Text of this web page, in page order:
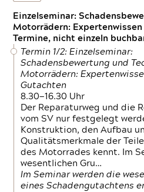
Einzelseminar:
Motorrädern:
Termine, nicht einzeln
Termin 1/2: Einzelseminar:
Schadensbewertung und
Motorrädern:
Gutachten
8.30—16.30 Uhr
Der Reparaturweg und die
vom SV nur festgelegt
Konstruktion, den Aufbau
Qualitätsmerkmale der
des Motorrades kennt. Im
wesentlichen Gru…
Im Seminar werden die
eines Schadengutachtens